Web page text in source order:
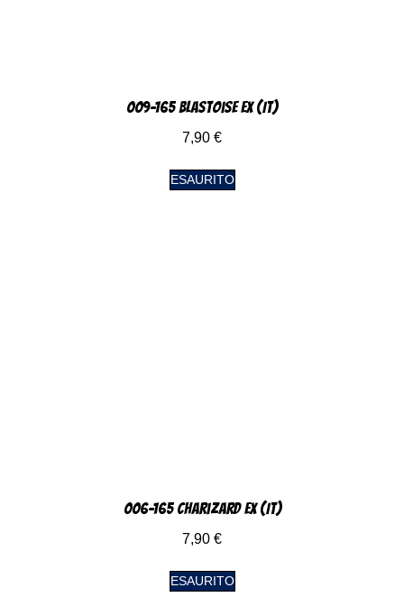
009-165 Blastoise EX (IT)
7,90 €
ESAURITO
006-165 Charizard EX (IT)
7,90 €
ESAURITO